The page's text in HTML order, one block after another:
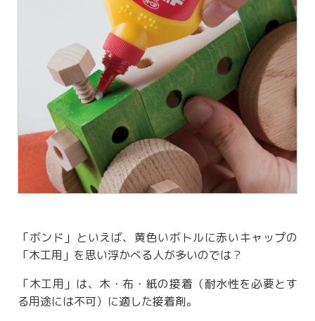
「ボンド」といえば、黄色いボトルに赤いキャップの
「木工用」を思い浮かべる人が多いのでは？
「木工用」は、木・布・紙の接着（耐水性を必要とす
る用途には不可）に適した接着剤。